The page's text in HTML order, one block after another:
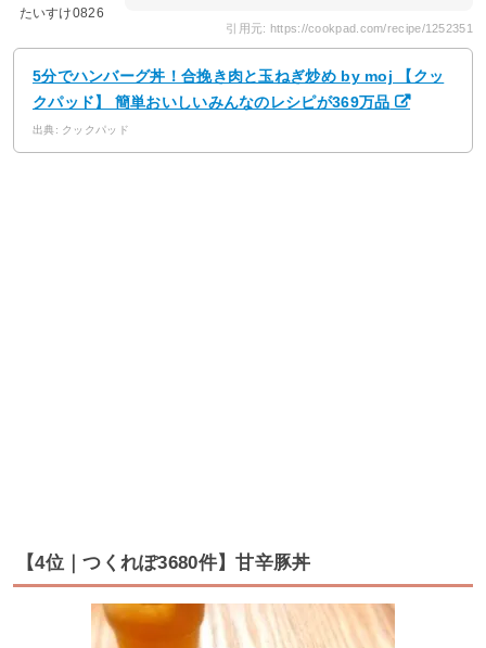
たいすけ0826
引用元: https://cookpad.com/recipe/1252351
5分でハンバーグ丼！合挽き肉と玉ねぎ炒め by moj 【クッ
クパッド】 簡単おいしいみんなのレシピが369万品
出典: クックパッド
【4位｜つくれぽ3680件】甘辛豚丼